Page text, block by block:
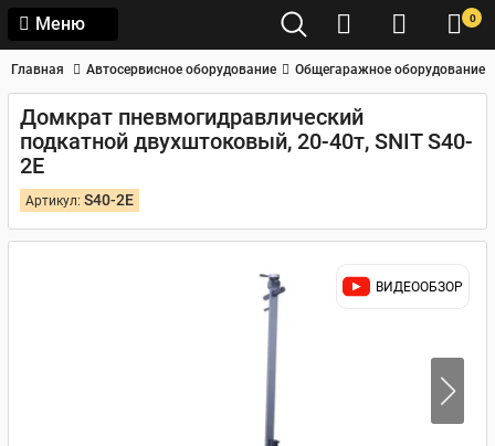
Меню 0
Главная Автосервисное оборудование Общегаражное оборудование
Домкрат пневмогидравлический
подкатной двухштоковый, 20-40т, SNIT S40-
2E
Артикул: S40-2E
ВИДЕООБЗОР